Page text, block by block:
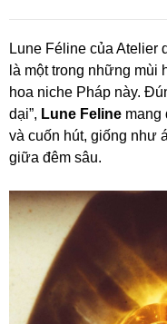
Lune Féline của Atelier
là một trong những
hoa niche Pháp này.
dại”, Lune Feline mang
và cuốn hút, giống như
giữa đêm sâu.